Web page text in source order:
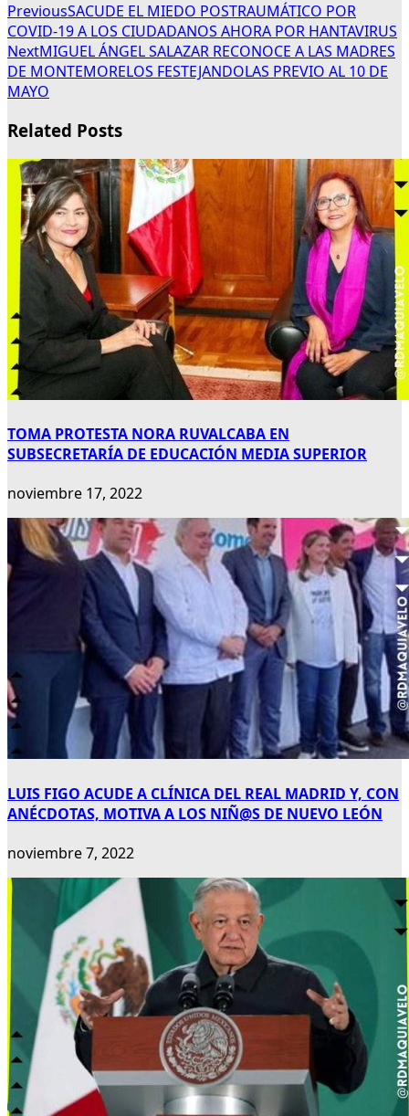
PreviousSACUDE EL MIEDO POSTRAUMÁTICO POR
COVID-19 A LOS CIUDADANOS AHORA POR HANTAVIRUS
NextMIGUEL ÁNGEL SALAZAR RECONOCE A LAS MADRES
DE MONTEMORELOS FESTEJANDOLAS PREVIO AL 10 DE
MAYO
Related Posts
TOMA PROTESTA NORA RUVALCABA EN
SUBSECRETARÍA DE EDUCACIÓN MEDIA SUPERIOR
noviembre 17, 2022
LUIS FIGO ACUDE A CLÍNICA DEL REAL MADRID Y, CON
ANÉCDOTAS, MOTIVA A LOS NIÑ@S DE NUEVO LEÓN
noviembre 7, 2022